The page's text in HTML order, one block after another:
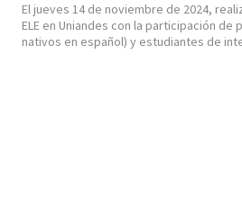
El jueves 14 de noviembre de 2024,
ELE en Uniandes con la participación
nativos en español) y estudiantes de